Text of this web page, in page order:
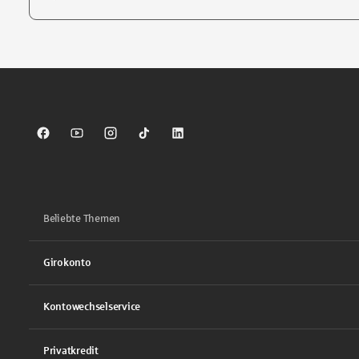
Sparkasse auf Facebook
Sparkasse auf Youtube
Sparkasse auf Instagram
Sparkasse auf TikTok
Sparkasse auf LinkedIn
Beliebte Themen
Girokonto
Kontowechselservice
Privatkredit